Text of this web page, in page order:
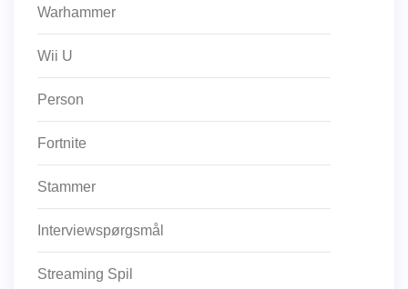
Warhammer
Wii U
Person
Fortnite
Stammer
Interviewspørgsmål
Streaming Spil